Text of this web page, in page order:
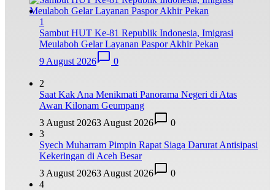
1
Sambut HUT Ke-81 Republik Indonesia, Imigrasi
Meulaboh Gelar Layanan Paspor Akhir Pekan
9 August 2026
0
2
Saat Kak Ana Menikmati Panorama Negeri di Atas
Awan Kilonam Geumpang
3 August 20263 August 2026
0
3
Syech Muharram Pimpin Rapat Siaga Darurat Antisipasi
Kekeringan di Aceh Besar
3 August 20263 August 2026
0
4